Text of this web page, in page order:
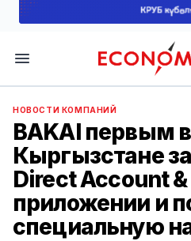
Economist.kg
НОВОСТИ КОМПАНИЙ
BAKAI первым в
Кыргызстане
Direct Account
приложении и
специальную